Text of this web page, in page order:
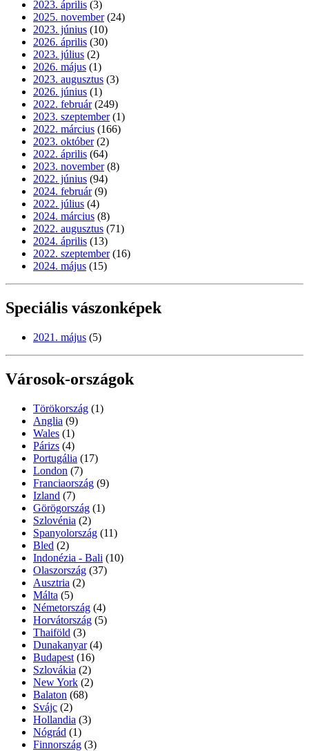
2023. április (3)
2025. november (24)
2023. június (10)
2026. április (30)
2023. július (2)
2026. május (1)
2023. augusztus (3)
2026. június (1)
2022. február (249)
2023. szeptember (1)
2022. március (166)
2023. október (2)
2022. április (64)
2023. november (8)
2022. június (94)
2024. február (9)
2022. július (4)
2024. március (8)
2022. augusztus (71)
2024. április (13)
2022. szeptember (16)
2024. május (15)
Speciális vászonképek
2021. május (5)
Városok-országok
Törökország (1)
Anglia (9)
Wales (1)
Párizs (4)
Portugália (17)
London (7)
Franciaország (9)
Izland (7)
Görögország (1)
Szlovénia (2)
Spanyolország (11)
Bled (2)
Indonézia - Bali (10)
Olaszország (37)
Ausztria (2)
Málta (5)
Németország (4)
Horvátország (5)
Thaiföld (3)
Dunakanyar (4)
Budapest (16)
Szlovákia (2)
New York (2)
Balaton (68)
Svájc (2)
Hollandia (3)
Nógrád (1)
Finnország (3)